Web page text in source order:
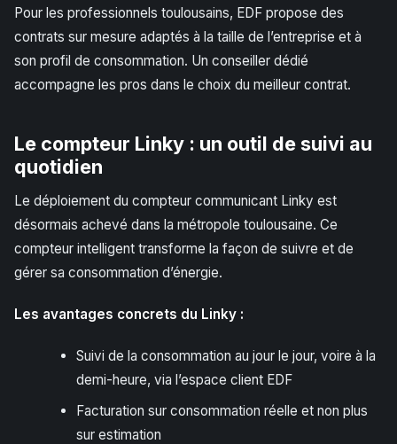
Pour les professionnels toulousains, EDF propose des
contrats sur mesure adaptés à la taille de l’entreprise et à
son profil de consommation. Un conseiller dédié
accompagne les pros dans le choix du meilleur contrat.
Le compteur Linky : un outil de suivi au
quotidien
Le déploiement du compteur communicant Linky est
désormais achevé dans la métropole toulousaine. Ce
compteur intelligent transforme la façon de suivre et de
gérer sa consommation d’énergie.
Les avantages concrets du Linky :
Suivi de la consommation au jour le jour, voire à la
demi-heure, via l’espace client EDF
Facturation sur consommation réelle et non plus
sur estimation